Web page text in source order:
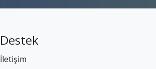
Destek
İletişim